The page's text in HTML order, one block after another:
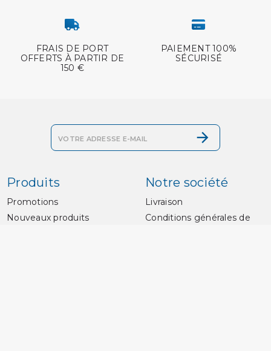
FRAIS DE PORT
OFFERTS À PARTIR DE
150 €
PAIEMENT 100%
SÉCURISÉ
Produits
Promotions
Nouveaux produits
Notre société
Livraison
Conditions générales de